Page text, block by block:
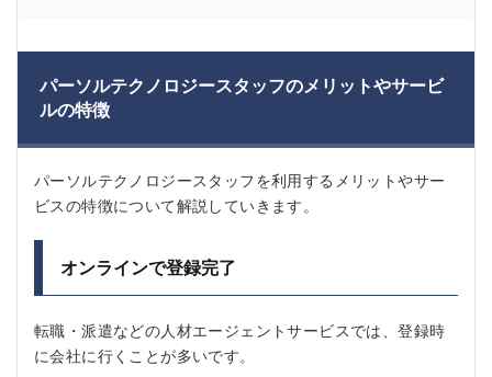
パーソルテクノロジースタッフのメリットやサービ
ルの特徴
パーソルテクノロジースタッフを利用するメリットやサー
ビスの特徴について解説していきます。
オンラインで登録完了
転職・派遣などの人材エージェントサービスでは、登録時
に会社に行くことが多いです。